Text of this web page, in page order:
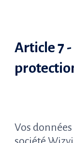
Article 7
Vos